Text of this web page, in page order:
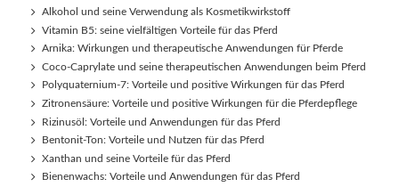
Alkohol und seine Verwendung als Kosmetikwirkstoff
Vitamin B5: seine vielfältigen Vorteile für das Pferd
Arnika: Wirkungen und therapeutische Anwendungen für Pferde
Coco-Caprylate und seine therapeutischen Anwendungen beim Pferd
Polyquaternium-7: Vorteile und positive Wirkungen für das Pferd
Zitronensäure: Vorteile und positive Wirkungen für die Pferdepflege
Rizinusöl: Vorteile und Anwendungen für das Pferd
Bentonit-Ton: Vorteile und Nutzen für das Pferd
Xanthan und seine Vorteile für das Pferd
Bienenwachs: Vorteile und Anwendungen für das Pferd